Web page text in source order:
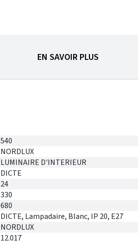
EN SAVOIR PLUS
540
NORDLUX
LUMINAIRE D'INTERIEUR
DICTE
24
330
680
DICTE, Lampadaire, Blanc, IP 20, E27
NORDLUX
12.017